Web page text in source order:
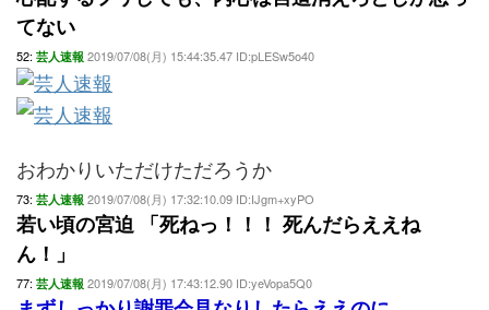
てない
52: 芸人速報 2019/07/08(月) 15:44:35.47 ID:pLESw5o40
おわかりいただけただろうか
73: 芸人速報 2019/07/08(月) 17:32:10.09 ID:IJgm+xyPO
若い頃の宮迫 「死ねっ！！！ 死んだらええね
ん！」
77: 芸人速報 2019/07/08(月) 17:43:12.90 ID:yeVopa5Q0